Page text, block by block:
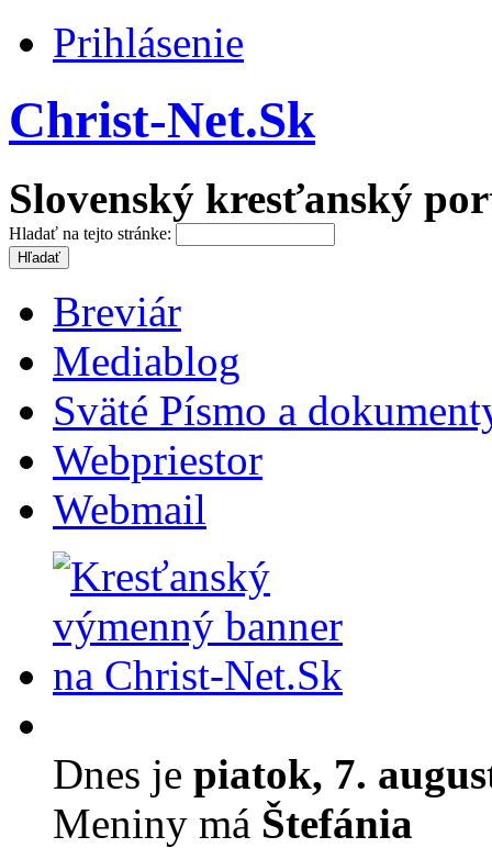
Prihlásenie
Christ-Net.Sk
Slovenský kresťanský
Hladať na tejto stránke:
Breviár
Mediablog
Sväté Písmo a
Webpriestor
Webmail
Dnes je piatok, 7.
Meniny má Štefánia